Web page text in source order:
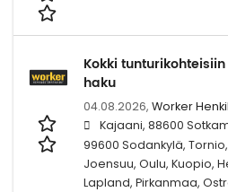
Kokki
haku
04.08.2026, Worker
Kajaani, 88600
99600 Sodankylä,
Joensuu, Oulu, Kuopio,
Lapland, Pirkanmaa,